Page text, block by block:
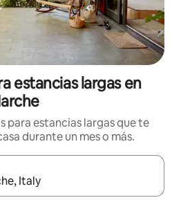
estancias largas en
para estancias largas que te
durante un mes o más.
disponibles, podrás navegar